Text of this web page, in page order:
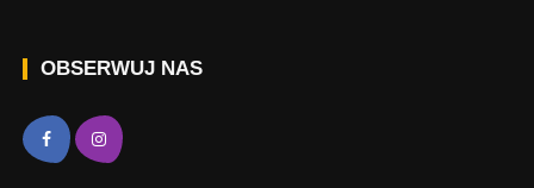
OBSERWUJ NAS